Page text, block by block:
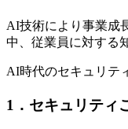
AI技術により事業成
中、従業員に対する
AI時代のセキュリテ
1．セキュリティ